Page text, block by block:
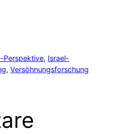
Perspektive, Israel-
, Versöhnungsforschung